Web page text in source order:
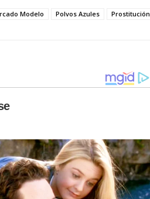
Modelo Polvos Azules Prostitución